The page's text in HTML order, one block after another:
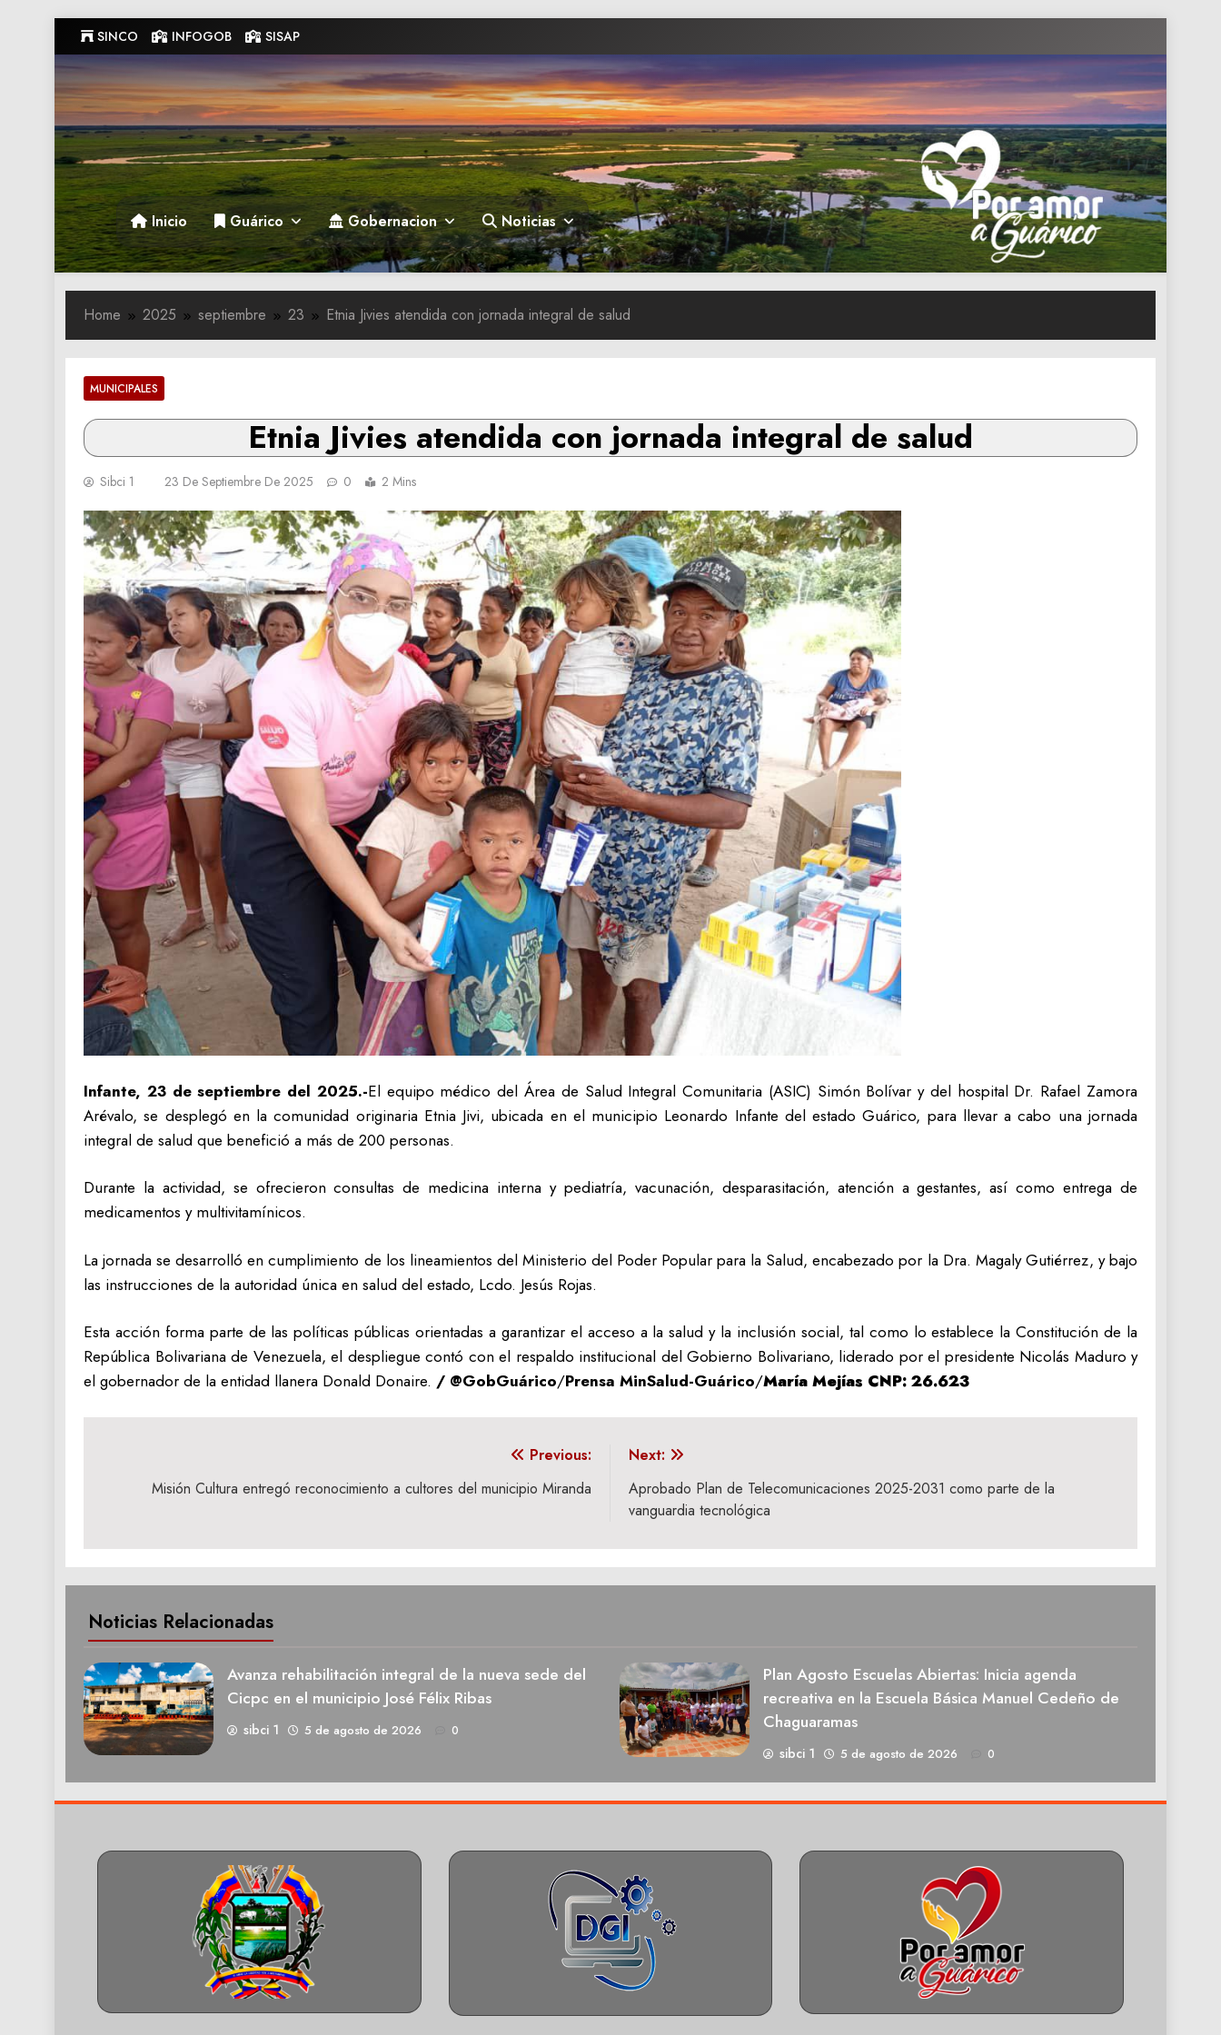
to
content
SINCO INFOGOB SISAP
Gobernacion de Guarico
Gobernacion de Guarico
Inicio Guárico Gobernacion Noticias
Home 2025 septiembre 23 Etnia Jivies atendida con jornada integral de salud
MUNICIPALES
Etnia Jivies atendida con jornada integral de salud
Sibci 1 23 De Septiembre De 2025 0 2 Mins
Infante, 23 de septiembre del 2025.-El equipo médico del Área de Salud Integral Comunitaria (ASIC) Simón Bolívar y del hospital Dr. Rafael Zamora
Arévalo, se desplegó en la comunidad originaria Etnia Jivi, ubicada en el municipio Leonardo Infante del estado Guárico, para llevar a cabo una jornada
integral de salud que benefició a más de 200 personas.
Durante la actividad, se ofrecieron consultas de medicina interna y pediatría, vacunación, desparasitación, atención a gestantes, así como entrega de
medicamentos y multivitamínicos.
La jornada se desarrolló en cumplimiento de los lineamientos del Ministerio del Poder Popular para la Salud, encabezado por la Dra. Magaly Gutiérrez, y bajo
las instrucciones de la autoridad única en salud del estado, Lcdo. Jesús Rojas.
Esta acción forma parte de las políticas públicas orientadas a garantizar el acceso a la salud y la inclusión social, tal como lo establece la Constitución de la
República Bolivariana de Venezuela, el despliegue contó con el respaldo institucional del Gobierno Bolivariano, liderado por el presidente Nicolás Maduro y
el gobernador de la entidad llanera Donald Donaire. / @GobGuárico/Prensa MinSalud-Guárico/María Mejías CNP: 26.623
Previous:
Misión Cultura entregó reconocimiento a cultores del municipio Miranda
Next:
Aprobado Plan de Telecomunicaciones 2025-2031 como parte de la
vanguardia tecnológica
Noticias Relacionadas
Avanza rehabilitación integral de la nueva sede del
Cicpc en el municipio José Félix Ribas
sibci 1 5 de agosto de 2026 0
Plan Agosto Escuelas Abiertas: Inicia agenda
recreativa en la Escuela Básica Manuel Cedeño de
Chaguaramas
sibci 1 5 de agosto de 2026 0